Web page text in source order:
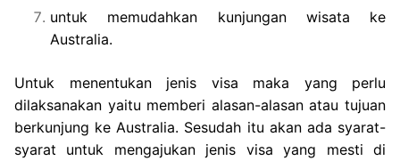
untuk memudahkan kunjungan wisata ke
Australia.
Untuk menentukan jenis visa maka yang perlu
dilaksanakan yaitu memberi alasan-alasan atau tujuan
berkunjung ke Australia. Sesudah itu akan ada syarat-
syarat untuk mengajukan jenis visa yang mesti di